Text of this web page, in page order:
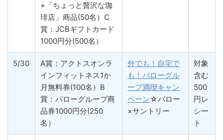
+「ちょっと贅沢な珈
琲店」商品(50名）C
賞：JCBギフトカード
1000円分(500名）
5/30
A賞：アクトスオンラ
インフィットネス1か
月無料券(100名）B
賞：バローグループ商
品券1000円分(250
名）
外でも！自宅で
も！バローグル
ープ満喫キャン
ペーン☆バロー
×サントリー
対象
含む
500
円レ
シー
ト